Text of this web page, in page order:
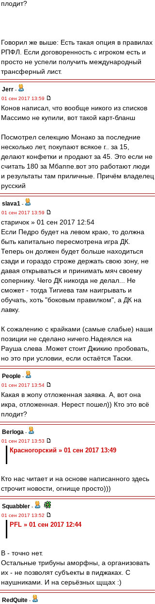
плодит?
Говорил же выше: Есть такая опция в правилах
РПФЛ. Если договоренность с игроком есть и
просто не успели получить международный
трансферный лист.
Jerr -
01 сен 2017 13:59
Конов написал, что вообще никого из списков
Массимо не купили, вот такой карт-бланш
Посмотрел селекцию Монако за последние
несколько лет, покупают всякое г.. за 15,
делают конфетки и продают за 45. Это если не
считать 180 за Мбаппе.вот это работают люди
и результаты там приличные. Причём владелец
русский
slava1 -
01 сен 2017 13:59
старичок » 01 сен 2017 12:54
Если Педро будет на левом краю, то должна
быть капитально пересмотрена игра ДК.
Теперь он должен будет больше находиться
сзади и гораздо строже держать свою зону, не
давая открываться и принимать мяч своему
сопернику. Чего ДК никогда не делал... Не
сможет - тогда Тигиева там наигрывать и
обучать, хоть "боковым правилком", а ДК на
лавку.
К сожалению с крайками (самые слабые) наши
позиции не сделано ничего.Надеялся на
Рауша слева .Может стоит Джикию пробовать,
но это при условии, если остаётся Таски.
People -
01 сен 2017 13:54
Какая в жопу отложенная заявка. А, вот она
икра, отложенная. Нерест пошел)) Кто это всё
плодит?
Berloga -
01 сен 2017 13:53
Красногорский » 01 сен 2017 13:49
Кто нас читает и на основе написанного здесь
строчит новости, огнище просто)))
Squabbler -
01 сен 2017 13:52
PFL » 01 сен 2017 12:44
В - точно нет.
Остальные трибуны аморфны, а организовать
их - не позволят субъекты в пиджаках. С
наушниками. И на серьёзных щщах :)
RedQuite -